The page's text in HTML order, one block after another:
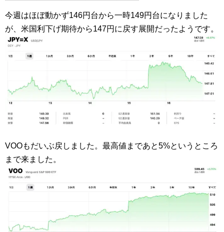
今週はほぼ動かず146円台から一時149円台になりました
が、米国利下げ期待から147円に戻す展開だったようです。
VOOもだいぶ戻しました。最高値まであと5%というところ
まで来ました。